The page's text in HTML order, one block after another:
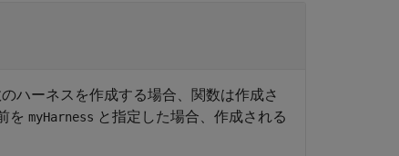
ハーネスを作成する場合、関数は作成さ
を myHarness と指定した場合、作成される